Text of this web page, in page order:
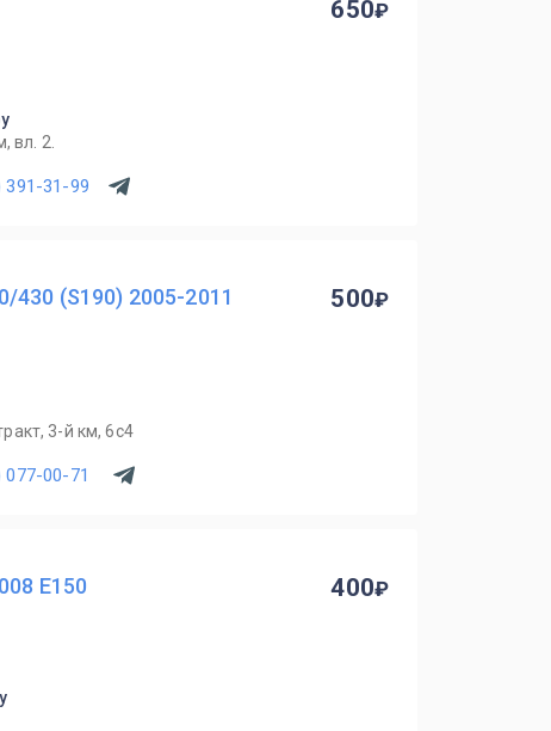
вл. 2.
391-31-99
650
430 (S190) 2005-2011
3-й км, 6с4
077-00-71
500
E150 400